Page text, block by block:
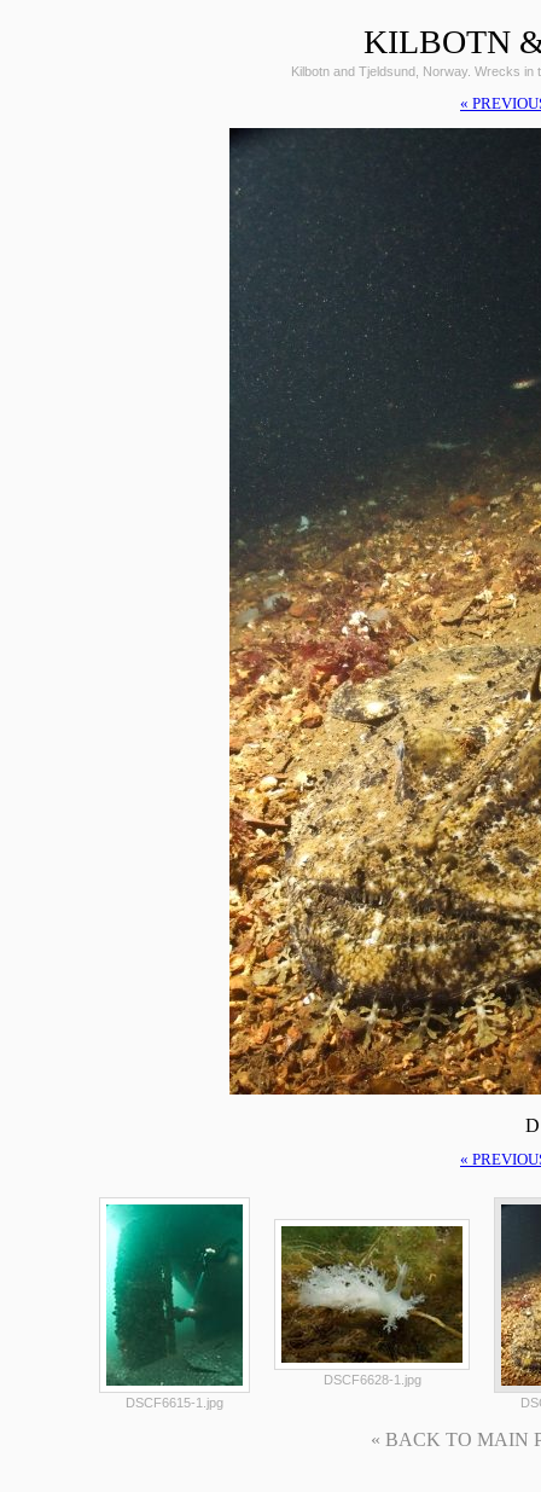
KILBOTN
Kilbotn and Tjeldsund, Norway. Wrecks
«
«
DSCF6615-1.jpg
DSCF6628-1.jpg
« BACK TO MAIN